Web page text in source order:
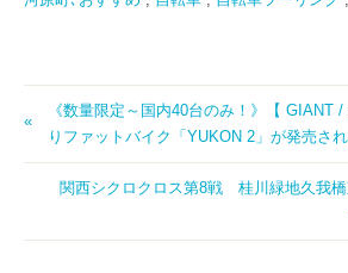
《数量限定～国内40台のみ！》【 GIANT
りファットバイク「YUKON 2」が発売され
関西シクロクロス第8戦 桂川緑地久我